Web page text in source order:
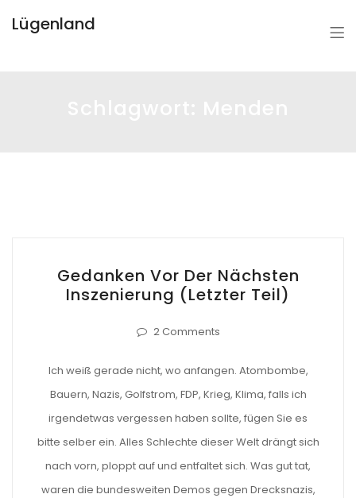
Lügenland
Gedanken Vor Der Nächsten
Inszenierung (letzter Teil)
2 Comments
Ich weiß gerade nicht, wo anfangen. Atombombe,
Bauern, Nazis, Golfstrom, FDP, Krieg, Klima, falls ich
irgendetwas vergessen haben sollte, fügen Sie es
bitte selber ein. Alles Schlechte dieser Welt drängt sich
nach vorn, ploppt auf und entfaltet sich. Was gut tat,
waren die bundesweiten Demos gegen Drecksnazis,